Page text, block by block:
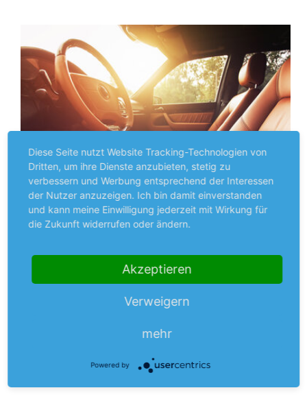
Ford profitiert von SUV-Nachfrage
SUV-Modelle im Heimatmarkt USA seine
Diese Seite nutzt Website Tracking-Technologien von
Dritten, um ihre Dienste anzubieten, stetig zu
verbessern und Werbung entsprechend der Interessen
der Nutzer anzuzeigen. Ich bin damit einverstanden
und kann meine Einwilligung jederzeit mit Wirkung für
die Zukunft widerrufen oder ändern.
Akzeptieren
Verweigern
mehr
Powered by